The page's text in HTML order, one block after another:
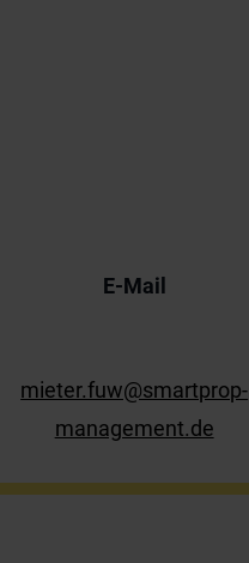
E-Mail
mieter.fuw@smartprop-
management.de